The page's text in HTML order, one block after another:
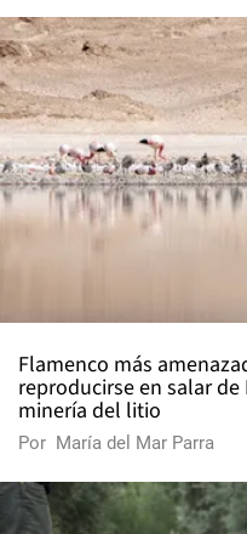
Flamenco más
reproducirse en salar
minería del litio
Por María del Mar Parra